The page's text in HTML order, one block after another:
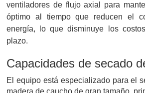
ventiladores de flujo axial para
óptimo al tiempo que reducen el
energía, lo que disminuye los
plazo.
Capacidades de secado
El equipo está especializado para el
madera de caucho de gran tamaño,